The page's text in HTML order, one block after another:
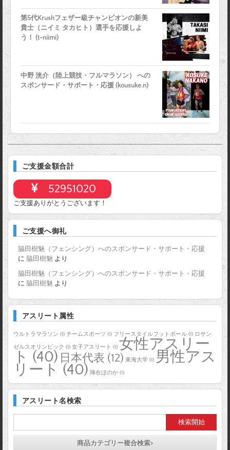
第5代Krushフェザー級チャンピオンの新美
貴士（ニイミ タカヒト）選手を応援しよ
う！ (t-niimi)
中野 洸介（陸上競技・フルマラソン） への
スポンサード・サポート・応援 (kousuke.n)
ご支援金額合計
52951020
ご支援ありがとうございます！
ご支援へ御礼
脇田樹魅（フェンシング）へのスポンサード・サポート・応援
に 脇田樹魅 より
脇田樹魅（フェンシング）へのスポンサード・サポート・応援
に 脇田樹魅 より
アスリート属性
ウルトラマラソン (1) チームスポーツ (1) フリースタイルフットボール (1) ロサン
ゼルスオリンピック (1) 女子アスリート (1) 女性アスリー
ト (40) 日本代表 (12) 東海大学 (1) 男性アス
リート (40) 陣在ほのか (1)
アスリート名検索
商品カテゴリー複合検索>